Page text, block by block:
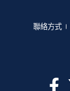
聯絡方式​​